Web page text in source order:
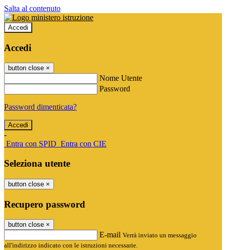
Salta al contenuto
Accedi
Accedi
button close ×
Nome Utente
Password
Password dimenticata?
-
Entra con SPID Entra con CIE
Seleziona utente
button close ×
Recupero password
button close ×
E-mail Verrà inviato un messaggio
all'indirizzo indicato con le istruzioni necessarie.